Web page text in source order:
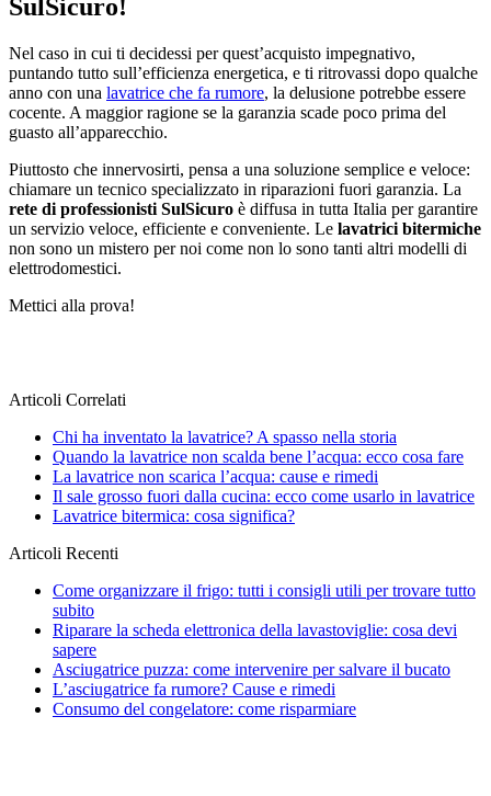
SulSicuro!
Nel caso in cui ti decidessi per quest’acquisto impegnativo,
puntando tutto sull’efficienza energetica, e ti ritrovassi dopo qualche
anno con una lavatrice che fa rumore, la delusione potrebbe essere
cocente. A maggior ragione se la garanzia scade poco prima del
guasto all’apparecchio.
Piuttosto che innervosirti, pensa a una soluzione semplice e veloce:
chiamare un tecnico specializzato in riparazioni fuori garanzia. La
rete di professionisti SulSicuro è diffusa in tutta Italia per garantire
un servizio veloce, efficiente e conveniente. Le lavatrici bitermiche
non sono un mistero per noi come non lo sono tanti altri modelli di
elettrodomestici.
Mettici alla prova!
Articoli Correlati
Chi ha inventato la lavatrice? A spasso nella storia
Quando la lavatrice non scalda bene l’acqua: ecco cosa fare
La lavatrice non scarica l’acqua: cause e rimedi
Il sale grosso fuori dalla cucina: ecco come usarlo in lavatrice
Lavatrice bitermica: cosa significa?
Articoli Recenti
Come organizzare il frigo: tutti i consigli utili per trovare tutto
subito
Riparare la scheda elettronica della lavastoviglie: cosa devi
sapere
Asciugatrice puzza: come intervenire per salvare il bucato
L’asciugatrice fa rumore? Cause e rimedi
Consumo del congelatore: come risparmiare